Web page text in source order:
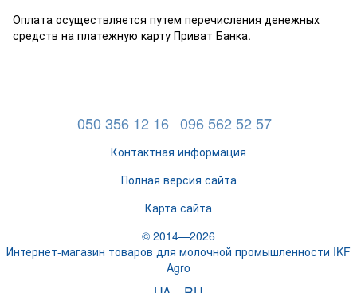
Оплата осуществляется путем перечисления денежных
средств на платежную карту Приват Банка.
050 356 12 16 096 562 52 57
Контактная информация
Полная версия сайта
Карта сайта
© 2014—2026
Интернет-магазин товаров для молочной промышленности IKF
Agro